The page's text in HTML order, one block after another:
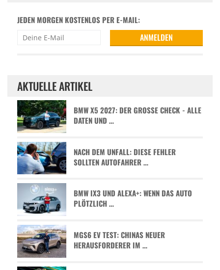
JEDEN MORGEN KOSTENLOS PER E-MAIL:
AKTUELLE ARTIKEL
BMW X5 2027: DER GROSSE CHECK - ALLE D
ATEN UND …
NACH DEM UNFALL: DIESE FEHLER
SOLLTEN AUTOFAHRER …
BMW IX3 UND ALEXA+: WENN DAS AUTO
PLÖTZLICH …
MGS6 EV TEST: CHINAS NEUER
HERAUSFORDERER IM …